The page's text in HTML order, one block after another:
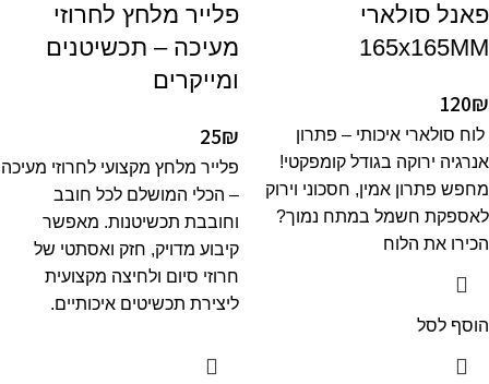
פאנל סולארי
165x165MM
120₪
לוח סולארי איכותי – פתרון
אנרגיה ירוקה בגודל קומפקטי!
מחפש פתרון אמין, חסכוני וירוק
לאספקת חשמל במתח נמוך?
הכירו את הלוח
הוסף לסל
פלייר מלחץ לחרוזי
מעיכה – תכשיטנים
ומייקרים
25₪
פלייר מלחץ מקצועי לחרוזי מעיכה
– הכלי המושלם לכל חובב
וחובבת תכשיטנות. מאפשר
קיבוע מדויק, חזק ואסתטי של
חרוזי סיום ולחיצה מקצועית
ליצירת תכשיטים איכותיים.